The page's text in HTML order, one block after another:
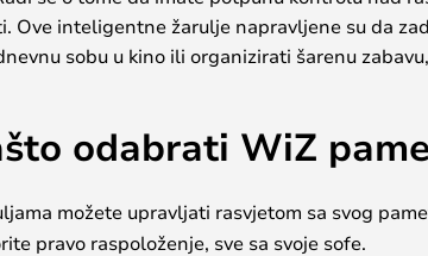
Ove inteligentne žarulje napravljene su da
sobu u kino ili organizirati šarenu
odabrati WiZ
možete upravljati rasvjetom sa svog
pravo raspoloženje, sve sa svoje sofe.